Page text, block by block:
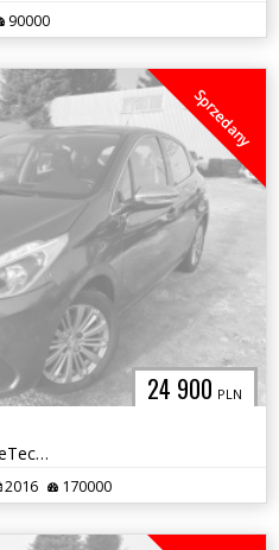
90000
24 900 PLN
Sprzedany
Peugeot 208 Automat 1.2 PureTech + LPG
2016 170000